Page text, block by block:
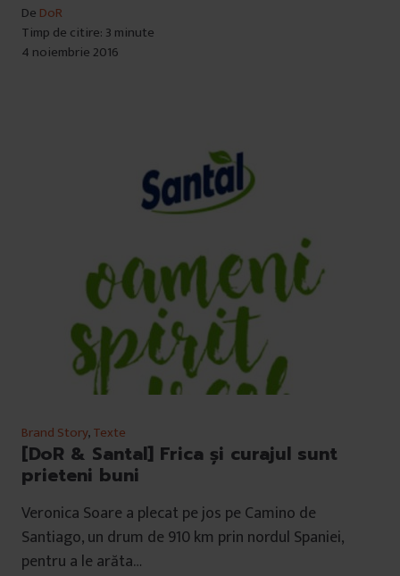
De DoR
Timp de citire: 3 minute
4 noiembrie 2016
Brand Story,Texte
[DoR & Santal] Frica și curajul sunt
prieteni buni
Veronica Soare a plecat pe jos pe Camino de
Santiago, un drum de 910 km prin nordul Spaniei,
pentru a le arăta…